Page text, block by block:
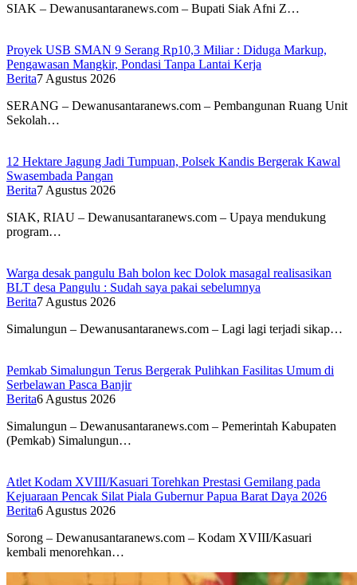
SIAK – Dewanusantaranews.com – Bupati Siak Afni Z…
Proyek USB SMAN 9 Serang Rp10,3 Miliar : Diduga Markup,
Pengawasan Mangkir, Pondasi Tanpa Lantai Kerja
Berita7 Agustus 2026
SERANG – Dewanusantaranews.com – Pembangunan Ruang Unit
Sekolah…
12 Hektare Jagung Jadi Tumpuan, Polsek Kandis Bergerak Kawal
Swasembada Pangan
Berita7 Agustus 2026
SIAK, RIAU – Dewanusantaranews.com – Upaya mendukung
program…
Warga desak pangulu Bah bolon kec Dolok masagal realisasikan
BLT desa Pangulu : Sudah saya pakai sebelumnya
Berita7 Agustus 2026
Simalungun – Dewanusantaranews.com – Lagi lagi terjadi sikap…
Pemkab Simalungun Terus Bergerak Pulihkan Fasilitas Umum di
Serbelawan Pasca Banjir
Berita6 Agustus 2026
Simalungun – Dewanusantaranews.com – Pemerintah Kabupaten
(Pemkab) Simalungun…
Atlet Kodam XVIII/Kasuari Torehkan Prestasi Gemilang pada
Kejuaraan Pencak Silat Piala Gubernur Papua Barat Daya 2026
Berita6 Agustus 2026
Sorong – Dewanusantaranews.com – Kodam XVIII/Kasuari
kembali menorehkan…